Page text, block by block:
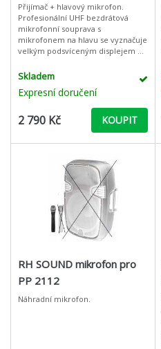
Přijímač + hlavový mikrofon.
Profesionální UHF bezdrátová
mikrofonní souprava s
mikrofonem na hlavu se vyznačuje
velkým podsvíceným displejem na
přenosem zvuku a možností ladění
Skladem
Expresní doručení
2 790 Kč KOUPIT
RH SOUND mikrofon pro
PP 2112
Náhradní mikrofon.